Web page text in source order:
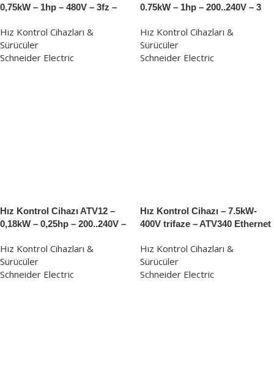
0,75kW – 1hp – 480V – 3fz –
Hız Kontrol Cihazları &
Sürücüler
Schneider Electric
0.75kW – 1hp – 200..240V – 3
Hız Kontrol Cihazları &
Sürücüler
Schneider Electric
Hız Kontrol Cihazı ATV12 –
0,18kW – 0,25hp – 200..240V –
Hız Kontrol Cihazları &
Sürücüler
Schneider Electric
Hız Kontrol Cihazı – 7.5kW-
400V trifaze – ATV340 Ethernet
Hız Kontrol Cihazları &
Sürücüler
Schneider Electric